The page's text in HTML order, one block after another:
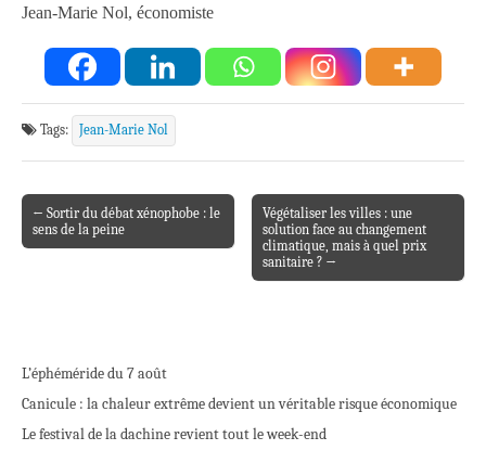
Jean-Marie Nol, économiste
Tags: Jean-Marie Nol
Post navigation
← Sortir du débat xénophobe : le
sens de la peine
Végétaliser les villes : une
solution face au changement
climatique, mais à quel prix
sanitaire ? →
L’éphéméride du 7 août
Canicule : la chaleur extrême devient un véritable risque économique
Le festival de la dachine revient tout le week-end